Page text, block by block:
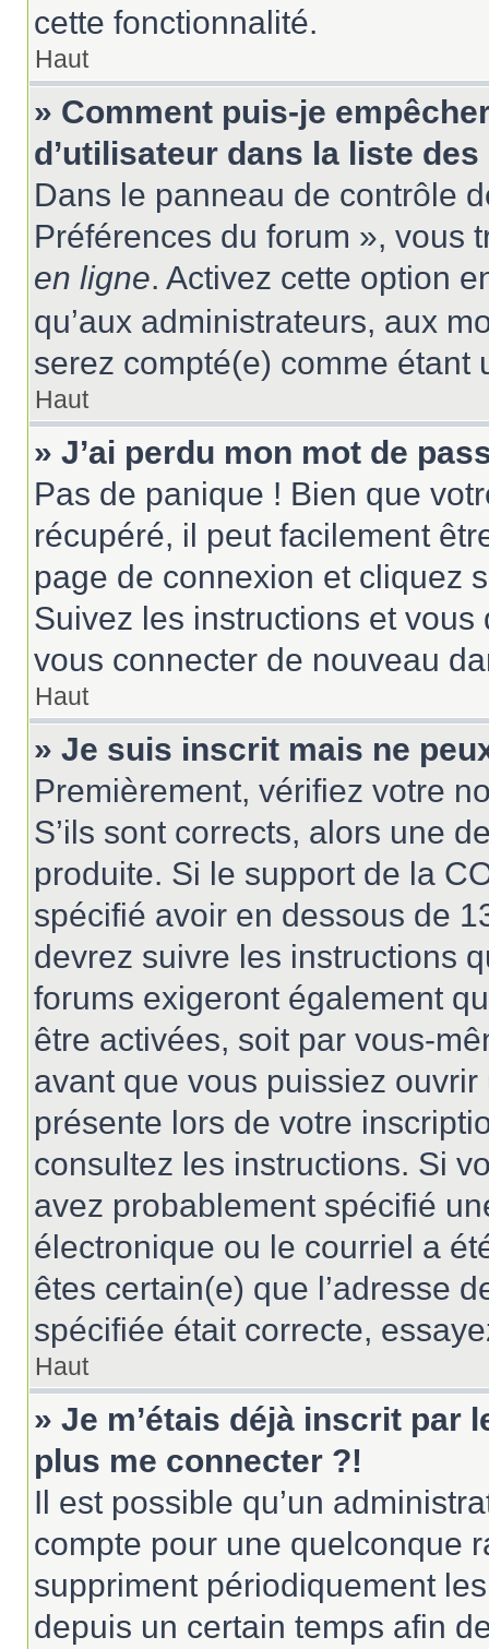
cette fonctionnalité.
Haut
» Comment puis-je
d’utilisateur dans la liste
Dans le panneau de contrôle
Préférences du forum », vous
en ligne. Activez cette option
qu’aux administrateurs, aux
serez compté(e) comme étant
Haut
» J’ai perdu mon mot de
Pas de panique ! Bien que
récupéré, il peut facilement
page de connexion et cliquez
Suivez les instructions et
vous connecter de nouveau
Haut
» Je suis inscrit mais ne
Premièrement, vérifiez votre
S’ils sont corrects, alors une
produite. Si le support de la
spécifié avoir en dessous de
devrez suivre les instructions
forums exigeront également
être activées, soit par vous-
avant que vous puissiez
présente lors de votre
consultez les instructions. Si
avez probablement spécifié
électronique ou le courriel a
êtes certain(e) que l’adresse
spécifiée était correcte,
Haut
» Je m’étais déjà inscrit par
plus me connecter ?!
Il est possible qu’un
compte pour une quelconque
suppriment périodiquement
depuis un certain temps afin